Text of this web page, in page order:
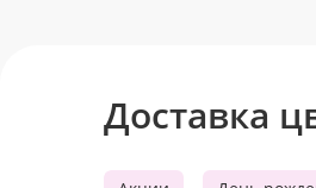
Доставка